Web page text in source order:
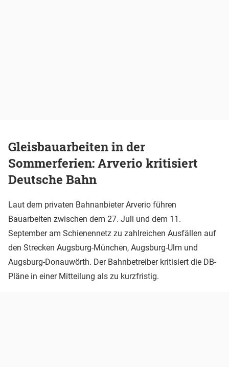
Gleisbauarbeiten in der
Sommerferien: Arverio kritisiert
Deutsche Bahn
Laut dem privaten Bahnanbieter Arverio führen
Bauarbeiten zwischen dem 27. Juli und dem 11.
September am Schienennetz zu zahlreichen Ausfällen auf
den Strecken Augsburg-München, Augsburg-Ulm und
Augsburg-Donauwörth. Der Bahnbetreiber kritisiert die DB-
Pläne in einer Mitteilung als zu kurzfristig.